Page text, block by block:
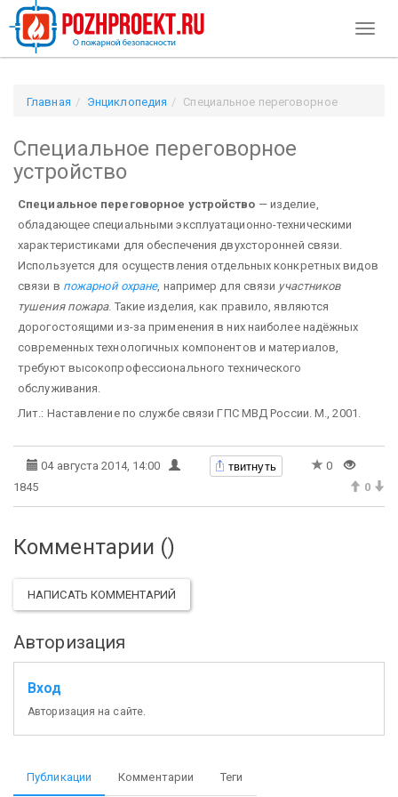
Главная Энциклопедия
Специальное переговорное
Специальное переговорное
устройство
Специальное переговорное устройство — изделие,
обладающее специальными эксплуатационно-техническими
характеристиками для обеспечения двухсторонней связи.
Используется для осуществления отдельных конкретных видов
связи в пожарной охране, например для связи участников
тушения пожара. Такие изделия, как правило, являются
дорогостоящими из-за применения в них наиболее надёжных
современных технологичных компонентов и материалов,
требуют высокопрофессионального технического
обслуживания.
Лит.: Наставление по службе связи ГПС МВД России. М., 2001.
04 августа 2014, 14:00 твитнуть
0
1845
0
Комментарии ()
НАПИСАТЬ КОММЕНТАРИЙ
Авторизация
Вход
Авторизация на сайте.
Публикации Комментарии Теги